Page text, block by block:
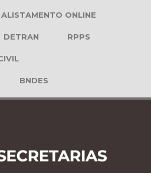
ALISTAMENTO ONLINE
DETRAN RPPS
BNDES